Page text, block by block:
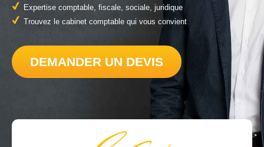
Expertise comptable, fiscale, sociale, juridique
Trouvez le cabinet comptable qui vous convient
DEMANDER UN DEVIS